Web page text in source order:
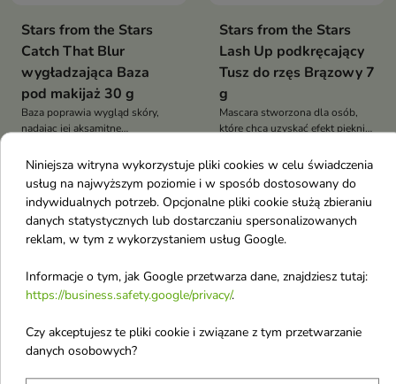
Stars from the Stars
Catch That Blur
wygładzająca Baza
pod makijaż 30 g
Baza poprawia wygląd skóry,
nadając jej aksamitne
przedłużyć trwałość makijażu.
Stars from the Stars
Lash Up podkręcający
Tusz do rzęs Brązowy 7
g
Mascara stworzona dla osób,
które chcą uzyskać efekt pięknie
naturalnie wyglądających rzęs.
-16% Nowość favorite_border -16% Nowość favorite_border
Niniejsza witryna wykorzystuje pliki cookies w celu świadczenia
usług na najwyższym poziomie i w sposób dostosowany do
indywidualnych potrzeb. Opcjonalne pliki cookie służą zbieraniu
danych statystycznych lub dostarczaniu spersonalizowanych
reklam, w tym z wykorzystaniem usług Google.
Informacje o tym, jak Google przetwarza dane, znajdziesz tutaj:
https://business.safety.google/privacy/.
Czy akceptujesz te pliki cookie i związane z tym przetwarzanie
danych osobowych?